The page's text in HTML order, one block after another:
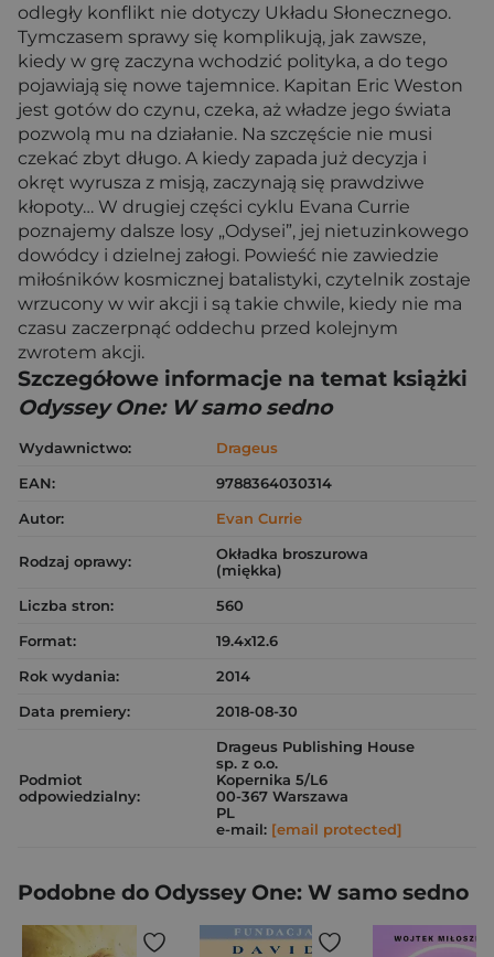
odległy konflikt nie dotyczy Układu Słonecznego.
Tymczasem sprawy się komplikują, jak zawsze,
kiedy w grę zaczyna wchodzić polityka, a do tego
pojawiają się nowe tajemnice. Kapitan Eric Weston
jest gotów do czynu, czeka, aż władze jego świata
pozwolą mu na działanie. Na szczęście nie musi
czekać zbyt długo. A kiedy zapada już decyzja i
okręt wyrusza z misją, zaczynają się prawdziwe
kłopoty… W drugiej części cyklu Evana Currie
poznajemy dalsze losy „Odysei”, jej nietuzinkowego
dowódcy i dzielnej załogi. Powieść nie zawiedzie
miłośników kosmicznej batalistyki, czytelnik zostaje
wrzucony w wir akcji i są takie chwile, kiedy nie ma
czasu zaczerpnąć oddechu przed kolejnym
zwrotem akcji.
Szczegółowe informacje na temat książki
Odyssey One: W samo sedno
Wydawnictwo:
Drageus
EAN:
9788364030314
Autor:
Evan Currie
Rodzaj oprawy:
Okładka broszurowa
(miękka)
Liczba stron:
560
Format:
19.4x12.6
Rok wydania:
2014
Data premiery:
2018-08-30
Podmiot
odpowiedzialny:
Drageus Publishing House
sp. z o.o.
Kopernika 5/L6
00-367 Warszawa
PL
e-mail: [email protected]
Podobne do Odyssey One: W samo sedno